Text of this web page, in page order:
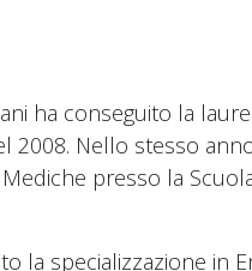
ha conseguito la
2008. Nello stesso
presso la
la specializzazione in